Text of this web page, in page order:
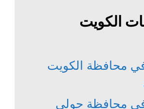
الكويت
محافظة الكويت
محافظة حولي